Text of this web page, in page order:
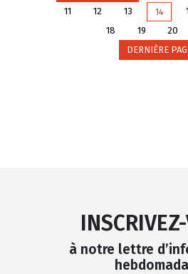
11
12 13 14
18
19 20
DERNIÈRE
à notre lettre